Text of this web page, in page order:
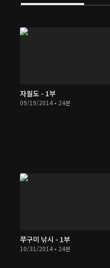
자월도 - 1부
09/19/2014 • 24분
쭈구미 낚시 - 1부
10/31/2014 • 24분